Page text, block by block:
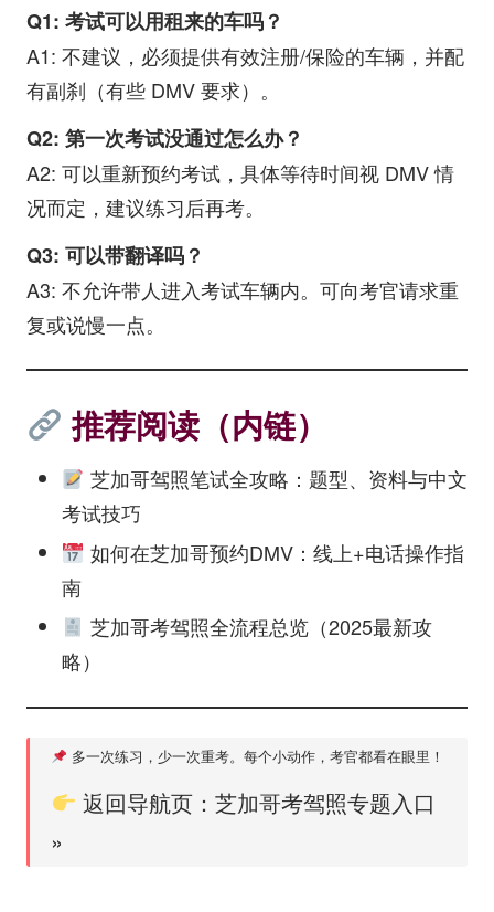
Q1: 考试可以用租来的车吗？
A1: 不建议，必须提供有效注册/保险的车辆，并配
有副刹（有些 DMV 要求）。
Q2: 第一次考试没通过怎么办？
A2: 可以重新预约考试，具体等待时间视 DMV 情
况而定，建议练习后再考。
Q3: 可以带翻译吗？
A3: 不允许带人进入考试车辆内。可向考官请求重
复或说慢一点。
推荐阅读（内链）
芝加哥驾照笔试全攻略：题型、资料与中文
考试技巧
如何在芝加哥预约DMV：线上+电话操作指
南
芝加哥考驾照全流程总览（2025最新攻
略）
多一次练习，少一次重考。每个小动作，考官都看在眼里！
返回导航页：芝加哥考驾照专题入口
»